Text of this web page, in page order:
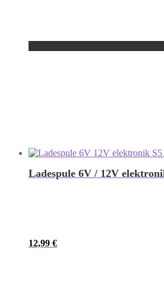
Ladespule 6V / 12V
12,99 €